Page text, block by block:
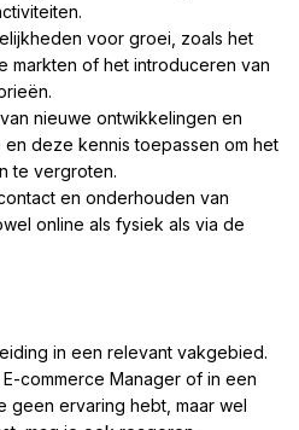
voor groei, zoals het
markten of het introduceren van
nieuwe ontwikkelingen en
deze kennis toepassen om het
te vergroten.
en onderhouden van
online als fysiek als via de
in een relevant vakgebied.
commerce Manager of in een
geen ervaring hebt, maar wel